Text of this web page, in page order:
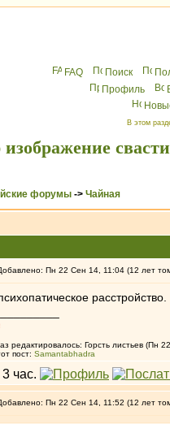
FAQ Поиск
Профиль
В этом
форумы -> Чайная
Пн 22 Сен 14, 11:04 (12 лет
расстройство.
редактировалось: Горсть листьев (Пн
пост: Samantabhadra
Пн 22 Сен 14, 11:52 (12 лет